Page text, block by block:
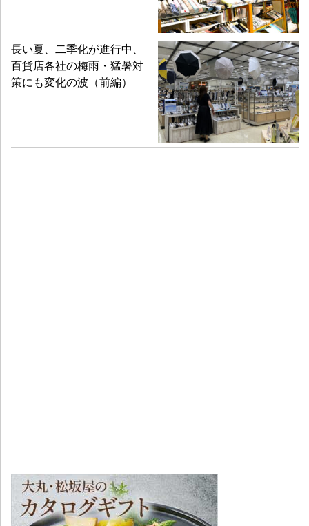
長い夏、二季化が進行中、
百貨店各社の梅雨・猛暑対
策にも変化の波（前編）